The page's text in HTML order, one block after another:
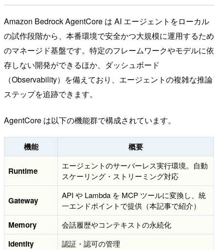
Amazon Bedrock AgentCore は AI エージェントをローカル
の試作段階から、本番環境で安全かつ大規模に運用するため
のマネージド基盤です。特定のフレームワークやモデルに依
存しない開発ができるほか、ダッシュボード
（Observability）を備えており、エージェントの複雑な推論
ステップを追跡できます。
AgentCore は以下の機能群で構成されています。
機能 概要
Runtime
エージェントのサーバーレス実行環境。自動
スケーリング・ストリーミング対応
Gateway
API や Lambda を MCP ツールに変換し、統
一エンドポイントで提供（本記事で紹介）
Memory 会話履歴やコンテキストの永続化
Identity 認証・認可の管理